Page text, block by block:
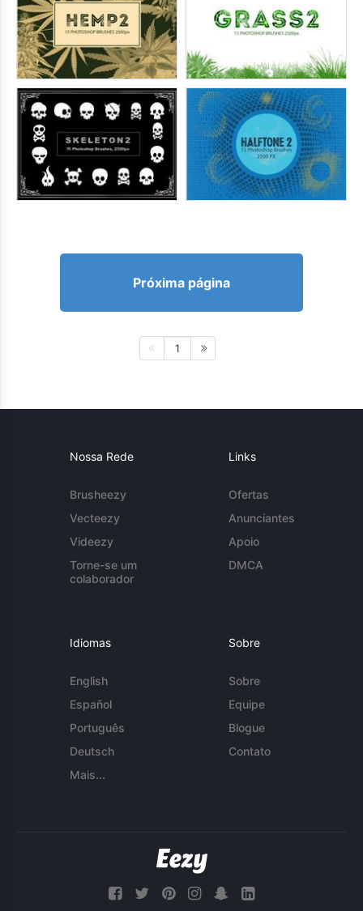
Próxima página
1
Nossa Rede
Brusheezy
Vecteezy
Videezy
Torne-se um
colaborador
Links
Ofertas
Anunciantes
Apoio
DMCA
Idiomas
English
Español
Português
Deutsch
Mais...
Sobre
Sobre
Equipe
Blogue
Contato